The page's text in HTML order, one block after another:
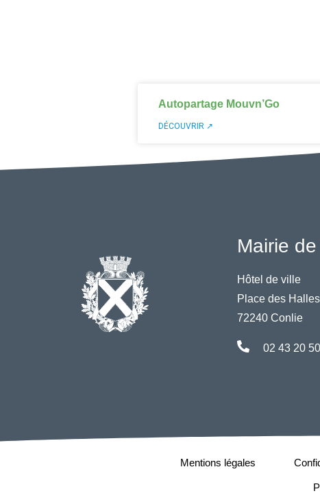
Autopartage Mouvn’Go
DÉCOUVRIR ↗
Mairie
Hôtel de ville
Place des Halles
72240 Conlie
02 43 20
Mentions légales